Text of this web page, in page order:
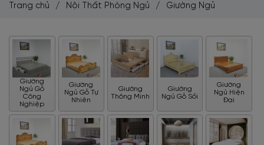
Trang chủ / Nội Thất Phòng Ngủ / Giường Ngủ
Giường
Ngủ Gỗ
Công
Nghiệp
Giường
Ngủ Gỗ Tự
Nhiên
Giường
Thông Minh
Giường
Ngủ Gỗ Sồi
Giường
Ngủ Hiện
Đại